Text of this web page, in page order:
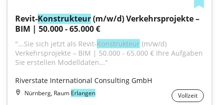
Revit-Konstrukteur (m/w/d) Verkehrsprojekte –
BIM | 50.000 - 65.000 €
"...Sie sich jetzt als Revit-Konstrukteur (m/w/d)
Verkehrsprojekte – BIM | 50.000 - 65.000 € Ihre Aufgaben
Sie erstellen Modelldaten..."
Riverstate International Consulting GmbH
Nürnberg, Raum Erlangen Vollzeit